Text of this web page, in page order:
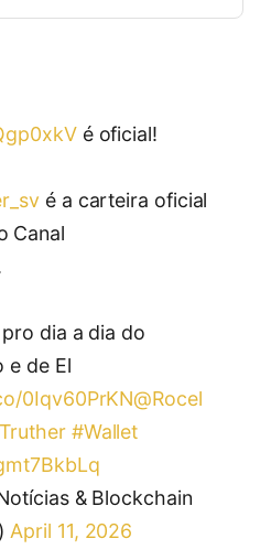
é oficial!
é a carteira oficial
Canal
dia a dia do
e de El
0Iqv60PrKN@Rocel
#Wallet
& Blockchain
April 11, 2026